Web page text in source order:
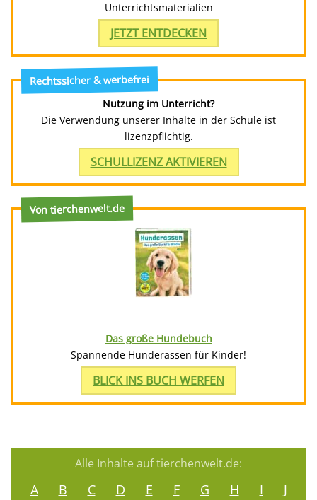
Unterrichtsmaterialien
JETZT ENTDECKEN
Rechtssicher & werbefrei
Nutzung im Unterricht?
Die Verwendung unserer Inhalte in der Schule ist
lizenzpflichtig.
SCHULLIZENZ AKTIVIEREN
Von tierchenwelt.de
Das große Hundebuch
Spannende Hunderassen für Kinder!
BLICK INS BUCH WERFEN
Alle Inhalte auf tierchenwelt.de:
A B C D E F G H I
J